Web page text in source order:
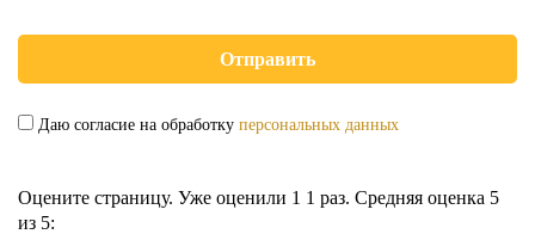
Даю согласие на обработку персональных данных
Оцените страницу. Уже оценили 1 1 раз. Средняя оценка 5
из 5: